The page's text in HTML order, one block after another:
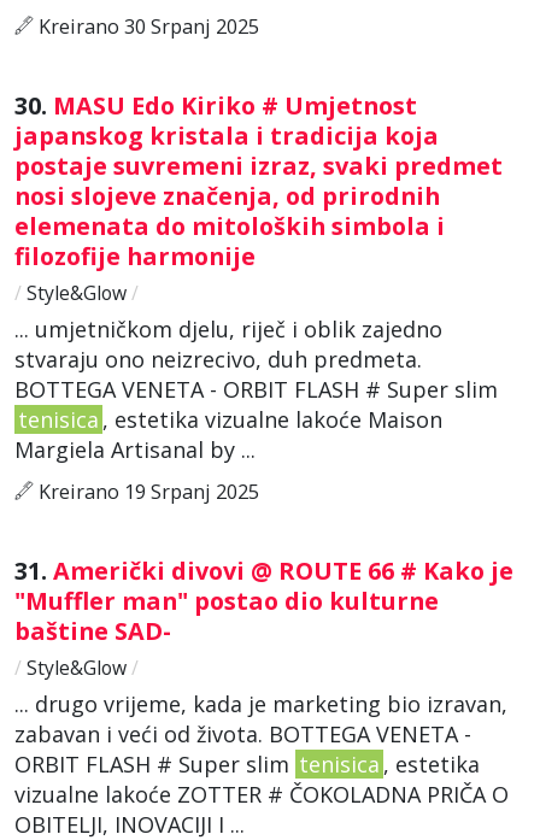
Kreirano 30 Srpanj 2025
30. MASU Edo Kiriko # Umjetnost
japanskog kristala i tradicija koja
postaje suvremeni izraz, svaki predmet
nosi slojeve značenja, od prirodnih
elemenata do mitoloških simbola i
filozofije harmonije
/ Style&Glow/
... umjetničkom djelu, riječ i oblik zajedno
stvaraju ono neizrecivo, duh predmeta.
BOTTEGA VENETA - ORBIT FLASH # Super slim
tenisica , estetika vizualne lakoće Maison
Margiela Artisanal by ...
Kreirano 19 Srpanj 2025
31. Američki divovi @ ROUTE 66 # Kako je
"Muffler man" postao dio kulturne
baštine SAD-
/ Style&Glow/
... drugo vrijeme, kada je marketing bio izravan,
zabavan i veći od života. BOTTEGA VENETA -
ORBIT FLASH # Super slim tenisica , estetika
vizualne lakoće ZOTTER # ČOKOLADNA PRIČA O
OBITELJI, INOVACIJI I ...